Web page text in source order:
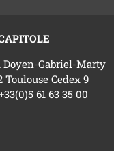
Doyen-Gabriel-Marty
Toulouse Cedex 9
61 63 35 00